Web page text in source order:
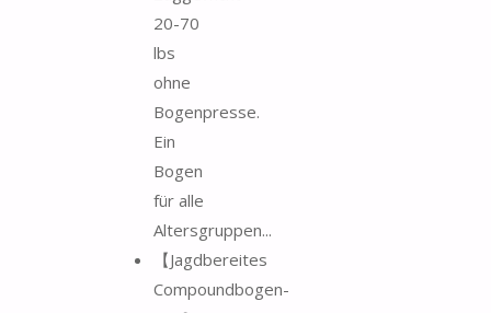
20-70
lbs
ohne
Bogenpresse.
Ein
Bogen
für alle
Altersgruppen...
【Jagdbereites
Compoundbogen-